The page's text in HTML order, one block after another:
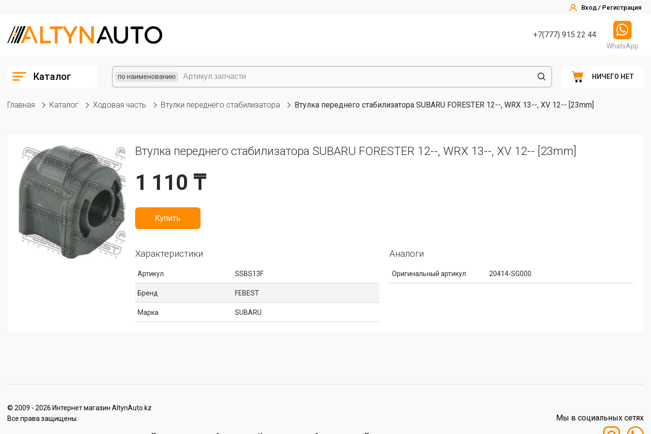
Вход / Регистрация
+7(777) 915 22 44
WhatsApp
Каталог по наименованию НИЧЕГО НЕТ
Главная Каталог Ходовая часть Втулки переднего стабилизатора Втулка переднего стабилизатора SUBARU FORESTER 12--, WRX 13--, XV 12-- [23mm]
Втулка переднего стабилизатора SUBARU FORESTER 12--, WRX 13--, XV 12-- [23mm]
1 110 ₸
Купить
Характеристики
Артикул SSBS13F
Бренд FEBEST
Марка SUBARU
Аналоги
Оригинальный артикул 20414-SG000
© 2009 - 2026 Интернет магазин AltynAuto.kz
Все права защищены.
Мы в социальных сетях